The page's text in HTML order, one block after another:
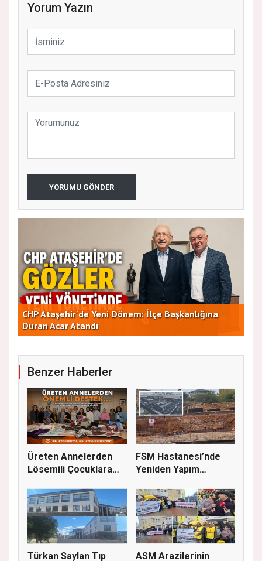
Yorum Yazın
YORUMU GÖNDER
Yeni Parti Ataşehir'de Kurucu Kadro Belli Oldu
Benzer Haberler
Üreten Annelerden
Lösemili Çocuklara
FSM Hastanesi’nde
Yeniden Yapım
Türkan Saylan Tıp ASM Arazilerinin